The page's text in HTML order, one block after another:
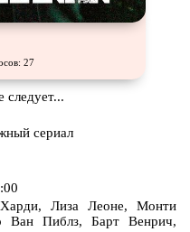
27
следует...
сериал
Лиза Леоне, Монти
Пиблз, Барт Венрич,